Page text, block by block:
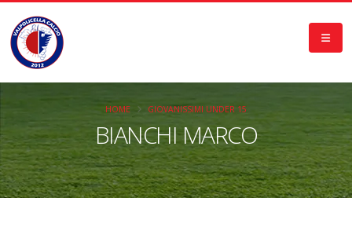
BIANCHI MARCO
HOME GIOVANISSIMI UNDER 15